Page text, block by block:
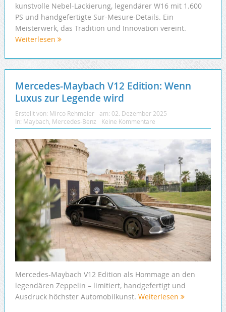
kunstvolle Nebel-Lackierung, legendärer W16 mit 1.600
PS und handgefertigte Sur-Mesure-Details. Ein
Meisterwerk, das Tradition und Innovation vereint.
Weiterlesen
Mercedes-Maybach V12 Edition: Wenn
Luxus zur Legende wird
Erstellt von: Mirco Rehmeier am: 02. Dezember 2025
In: Maybach Mercedes-Benz Keine Kommentare
Mercedes-Maybach V12 Edition als Hommage an den
legendären Zeppelin – limitiert, handgefertigt und
Ausdruck höchster Automobilkunst. Weiterlesen